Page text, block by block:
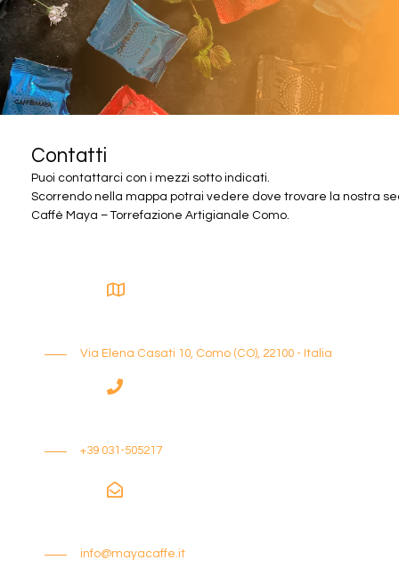
Contatti
Puoi contattarci con i mezzi sotto indicati.
Scorrendo nella mappa potrai vedere dove trovare la nostra
Caffè Maya – Torrefazione Artigianale Como.
Via Elena Casati 10, Como (CO), 22100 - Italia
+39 031-505217
info@mayacaffe.it